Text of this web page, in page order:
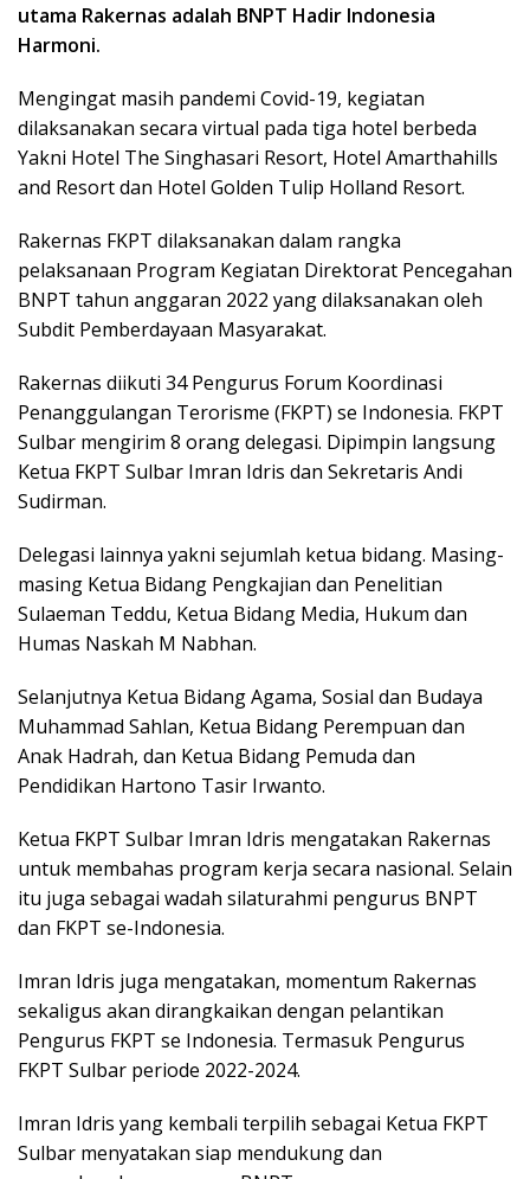
utama Rakernas adalah BNPT Hadir Indonesia
Harmoni.
Mengingat masih pandemi Covid-19, kegiatan
dilaksanakan secara virtual pada tiga hotel berbeda
Yakni Hotel The Singhasari Resort, Hotel Amarthahills
and Resort dan Hotel Golden Tulip Holland Resort.
Rakernas FKPT dilaksanakan dalam rangka
pelaksanaan Program Kegiatan Direktorat Pencegahan
BNPT tahun anggaran 2022 yang dilaksanakan oleh
Subdit Pemberdayaan Masyarakat.
Rakernas diikuti 34 Pengurus Forum Koordinasi
Penanggulangan Terorisme (FKPT) se Indonesia. FKPT
Sulbar mengirim 8 orang delegasi. Dipimpin langsung
Ketua FKPT Sulbar Imran Idris dan Sekretaris Andi
Sudirman.
Delegasi lainnya yakni sejumlah ketua bidang. Masing-
masing Ketua Bidang Pengkajian dan Penelitian
Sulaeman Teddu, Ketua Bidang Media, Hukum dan
Humas Naskah M Nabhan.
Selanjutnya Ketua Bidang Agama, Sosial dan Budaya
Muhammad Sahlan, Ketua Bidang Perempuan dan
Anak Hadrah, dan Ketua Bidang Pemuda dan
Pendidikan Hartono Tasir Irwanto.
Ketua FKPT Sulbar Imran Idris mengatakan Rakernas
untuk membahas program kerja secara nasional. Selain
itu juga sebagai wadah silaturahmi pengurus BNPT
dan FKPT se-Indonesia.
Imran Idris juga mengatakan, momentum Rakernas
sekaligus akan dirangkaikan dengan pelantikan
Pengurus FKPT se Indonesia. Termasuk Pengurus
FKPT Sulbar periode 2022-2024.
Imran Idris yang kembali terpilih sebagai Ketua FKPT
Sulbar menyatakan siap mendukung dan